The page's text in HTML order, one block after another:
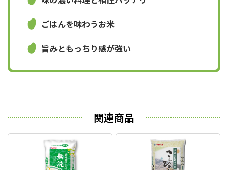
ごはんを味わうお米
旨みともっちり感が強い
関連商品